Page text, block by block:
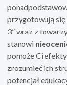
przygotowują się
3” wraz z
stanowi
pomoże Ci
zrozumieć ich
potencjał